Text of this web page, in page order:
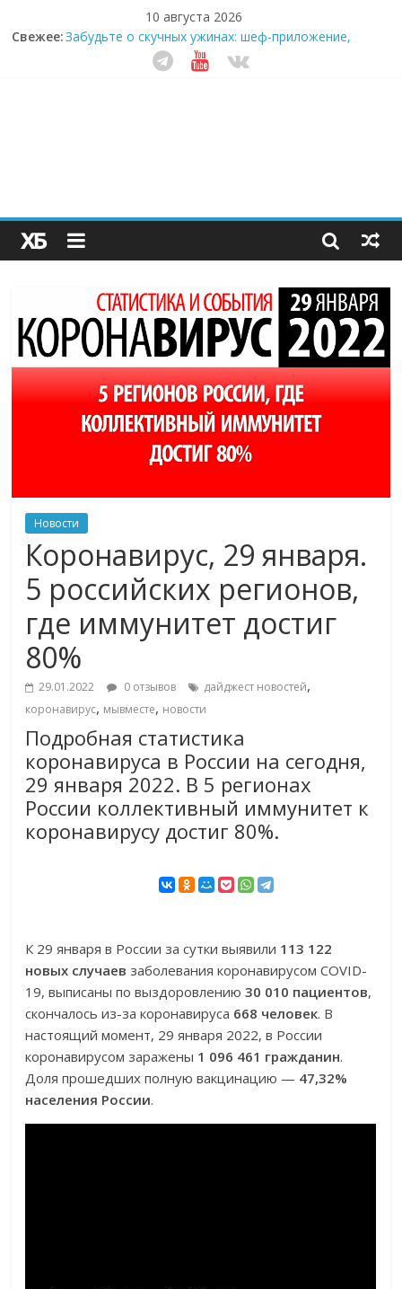
10 августа 2026
Свежее:Забудьте о скучных ужинах: шеф-приложение,
которое видит вашу еду насквозь
Небо зовёт: как бизнес на полётах дронов и
Секрет супергидратации: почему кокосовая вода с
пребиотиками становится главным трендом
здорового питания
Новости
Коронавирус, 29 января.
5 российских регионов,
где иммунитет достиг
80%
29.01.2022 0 отзывов дайджест новостей,
коронавирус, мывместе, новости
Подробная статистика
коронавируса в России на сегодня,
29 января 2022. В 5 регионах
России коллективный иммунитет к
коронавирусу достиг 80%.
К 29 января в России за сутки выявили 113 122
новых случаев заболевания коронавирусом COVID-
19, выписаны по выздоровлению30 010 пациентов,
скончалось из-за коронавируса 668 человек. В
настоящий момент, 29 января 2022, в России
коронавирусом заражены 1 096 461 гражданин.
Доля прошедших полную вакцинацию — 47,32%
населения России.